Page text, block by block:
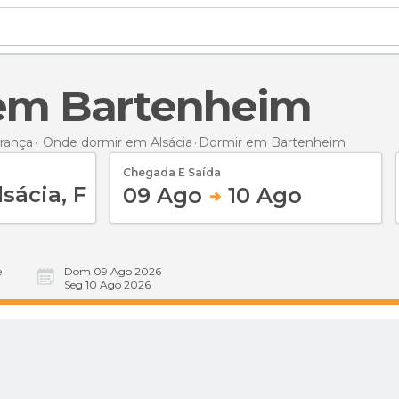
Bartenheim
Onde dormir em Alsácia Dormir em Bartenheim
Chegada E Saída
09 Ago 10 Ago
Dom 09 Ago 2026
Seg 10 Ago 2026